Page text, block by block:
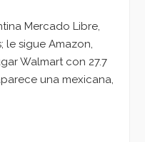
Mercado Libre,
le sigue Amazon,
Walmart con 27.7
una mexicana,